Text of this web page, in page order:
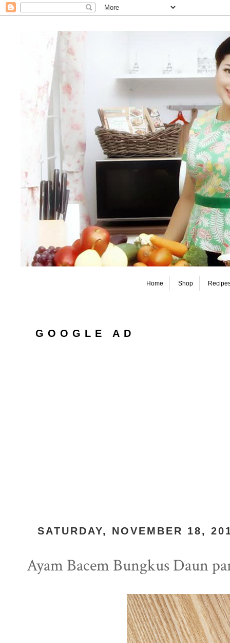
Home Shop
GOOGLE AD
SATURDAY, NOVEMBER 18,
Ayam Bacem Bungkus Daun